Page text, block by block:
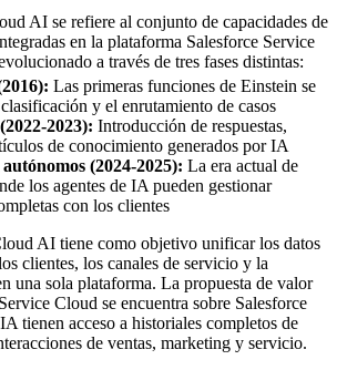
AI se refiere al conjunto de capacidades de
en la plataforma Salesforce Service
a través de tres fases distintas:
Las primeras funciones de Einstein se
y el enrutamiento de casos
2023): Introducción de respuestas,
de conocimiento generados por IA
(2024-2025): La era actual de
los agentes de IA pueden gestionar
con los clientes
AI tiene como objetivo unificar los datos
clientes, los canales de servicio y la
una sola plataforma. La propuesta de valor
Cloud se encuentra sobre Salesforce
tienen acceso a historiales completos de
de ventas, marketing y servicio.